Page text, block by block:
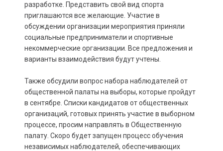
разработке. Представить свой вид спорта
приглашаются все желающие. Участие в
обсуждении организации мероприятия приняли
социальные предприниматели и спортивные
некоммерческие организации. Все предложения и
варианты взаимодействия будут учтены.
Также обсудили вопрос набора наблюдателей от
общественной палаты на выборы, которые пройдут
в сентябре. Списки кандидатов от общественных
организаций, готовых принять участие в выборном
процессе, просим направлять в Общественную
палату. Скоро будет запущен процесс обучения
независимых наблюдателей, обеспечивающих